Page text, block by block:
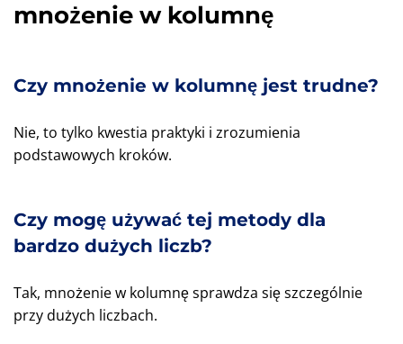
mnożenie w kolumnę
Czy mnożenie w kolumnę jest trudne?
Nie, to tylko kwestia praktyki i zrozumienia
podstawowych kroków.
Czy mogę używać tej metody dla
bardzo dużych liczb?
Tak, mnożenie w kolumnę sprawdza się szczególnie
przy dużych liczbach.